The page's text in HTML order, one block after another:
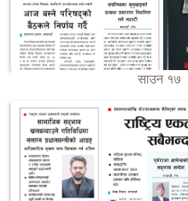
साउन १७